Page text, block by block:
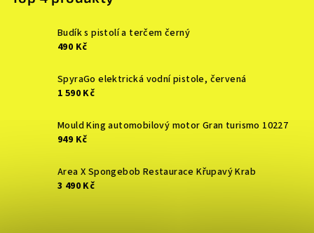
Budík s pistolí a terčem černý
490 Kč
SpyraGo elektrická vodní pistole, červená
1 590 Kč
Mould King automobilový motor Gran turismo 10227
949 Kč
Area X Spongebob Restaurace Křupavý Krab
3 490 Kč